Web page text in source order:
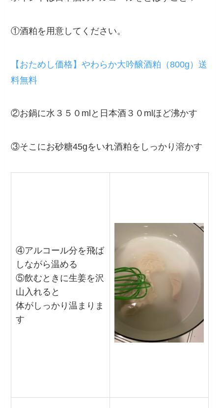
①酒粕を用意してください。
【おためし価格】やわらか大吟醸酒粕（800g）送
料無料
②お鍋に水３５０mlと日本酒３０mlほど沸かす
③そこにお砂糖45gをいれ酒粕をしっかり溶かす
④アルコール分を飛ば
しながら温める
⑤飲むときに生姜を沢
山入れると
体がしっかり温まりま
す